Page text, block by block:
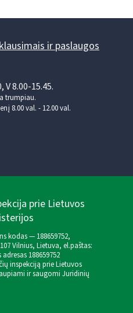
ir paslaugos
V 8.00-15.45.
trumpiau.
8.00 val. - 12.00 val.
prie Lietuvos
kodas — 188659752,
Vilnius, Lietuva, el.paštas:
188659752
inspekciją prie Lietuvos
ir saugomi Juridinių